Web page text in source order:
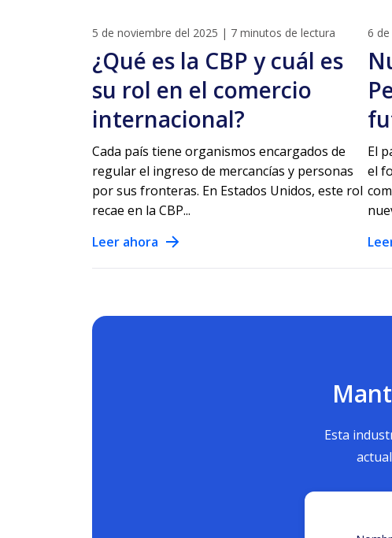
5 de noviembre del 2025 | 7 minutos de lectura
¿Qué es la CBP y cuál es
su rol en el comercio
internacional?
Cada país tiene organismos encargados de
regular el ingreso de mercancías y personas
por sus fronteras. En Estados Unidos, este rol
recae en la CBP...
Leer ahora
6
El
el
Esta